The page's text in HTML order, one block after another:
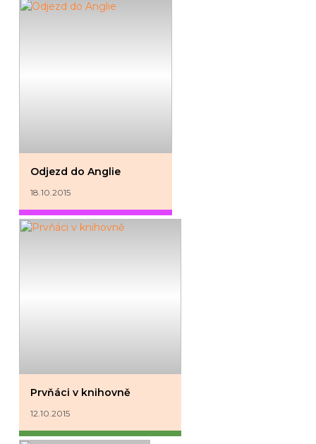
Odjezd do Anglie
18.10.2015
Prvňáci v knihovně
12.10.2015